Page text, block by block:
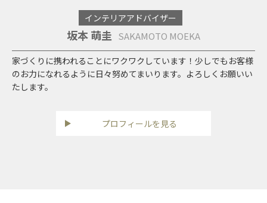
インテリアアドバイザー
坂本 萌圭 SAKAMOTO MOEKA
家づくりに携われることにワクワクしています！少しでもお客様
のお力になれるように日々努めてまいります。よろしくお願いい
たします。
プロフィールを見る